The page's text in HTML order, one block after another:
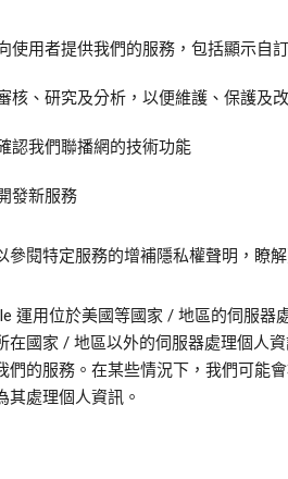
使用者提供我們的服務，包括顯示自
核、研究及分析，以便維護、保護及
認我們聯播網的技術功能
發新服務
參閱特定服務的增補隱私權聲明，瞭
運用位於美國等國家 / 地區的伺服器
在國家 / 地區以外的伺服器處理個人
們的服務。在某些情況下，我們可能
其處理個人資訊。